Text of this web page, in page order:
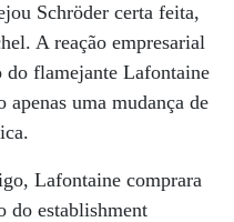
Schröder certa feita,
A reação empresarial
do flamejante Lafontaine
apenas uma mudança de
Lafontaine comprara
do establishment